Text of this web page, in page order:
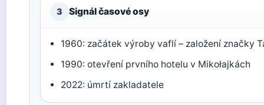
3 Signál časové osy
1960: začátek výroby vaflí – založení značky
1990: otevření prvního hotelu v Mikołajkách
2022: úmrtí zakladatele